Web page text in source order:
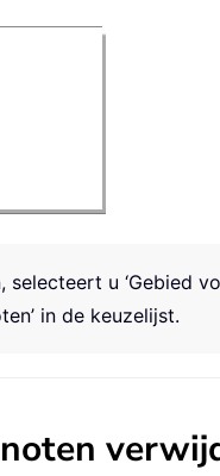
u ‘Gebied
in de keuzelijst.